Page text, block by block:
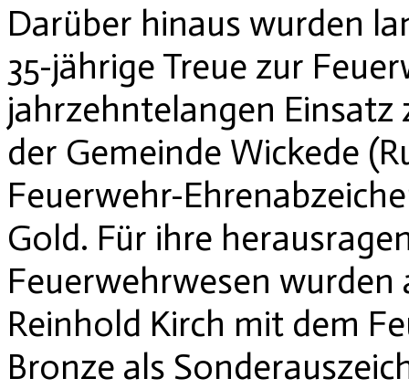
Darüber hinaus wurden
35-jährige Treue zur
jahrzehntelangen
der Gemeinde Wickede
Feuerwehr-
Gold. Für ihre
Feuerwehrwesen
Reinhold Kirch mit dem
Bronze als